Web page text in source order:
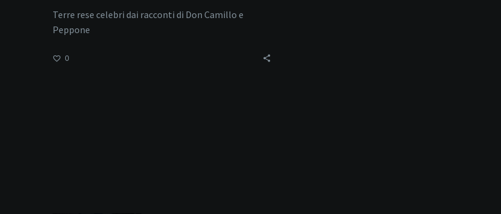
Terre rese celebri dai racconti di Don Camillo e
Peppone
0